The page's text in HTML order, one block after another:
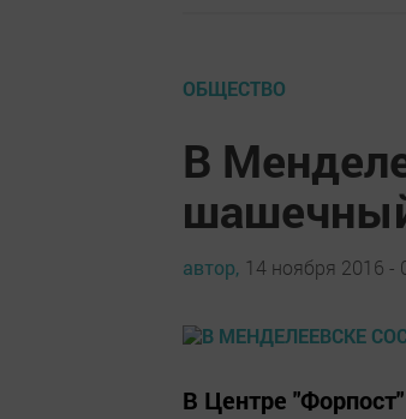
ОБЩЕСТВО
В
автор, 14 ноября 2016 -
В Центре